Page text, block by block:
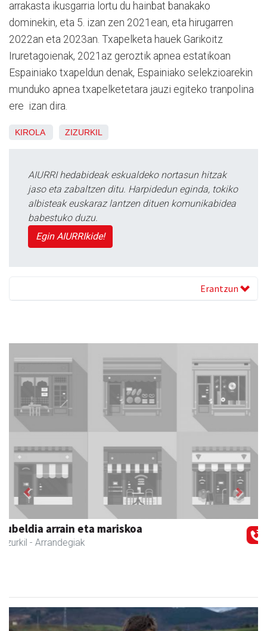
arrakasta ikusgarria lortu du hainbat banakako
dominekin, eta 5. izan zen 2021ean, eta hirugarren
2022an eta 2023an. Txapelketa hauek Garikoitz
Iruretagoienak, 2021az geroztik apnea estatikoan
Espainiako txapeldun denak, Espainiako selekzioarekin
munduko apnea txapelketetara jauzi egiteko tranpolina
ere izan dira.
KIROLA ZIZURKIL
AIURRI hedabideak eskualdeko nortasun hitzak
jaso eta zabaltzen ditu. Harpidedun eginda, tokiko
albisteak euskaraz lantzen dituen komunikabidea
babestuko duzu.
Egin AIURRIkide!
Erantzun
Zubimusu Ikastola
Zizurkil - Hezkuntza
Previous Next